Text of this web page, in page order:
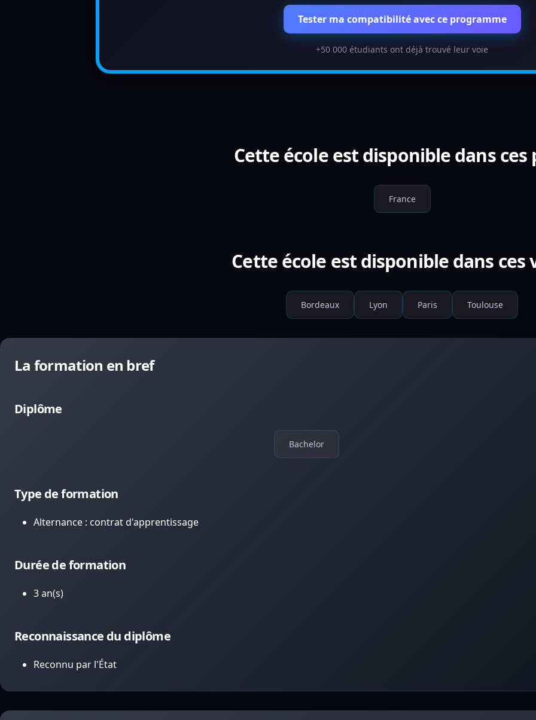
Tester ma compatibilité avec ce programme
+50 000 étudiants ont déjà trouvé leur voie
Cette école est disponible dans ces
France
Cette école est disponible dans ces
Bordeaux Lyon Paris Toulouse
La formation en bref
Diplôme
Bachelor
Type de formation
Alternance : contrat d'apprentissage
Durée de formation
3 an(s)
Reconnaissance du diplôme
Reconnu par l'État